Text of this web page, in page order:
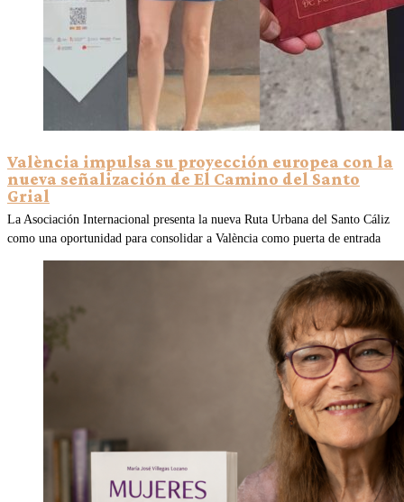
València impulsa su proyección europea con la
nueva señalización de El Camino del Santo
Grial
La Asociación Internacional presenta la nueva Ruta Urbana del Santo Cáliz
como una oportunidad para consolidar a València como puerta de entrada